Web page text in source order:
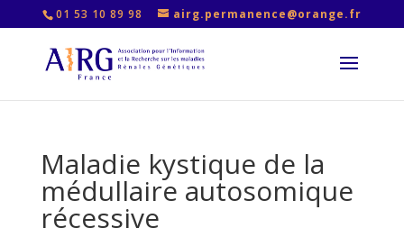
01 53 10 89 98 airg.permanence@orange.fr
Maladie kystique de la
médullaire autosomique
récessive